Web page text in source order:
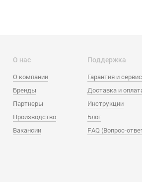
О нас
О компании
Бренды
Партнеры
Производство
Вакансии
Поддержка
Гарантия и сервис
Доставка и
Инструкции
Блог
FAQ (Вопрос-